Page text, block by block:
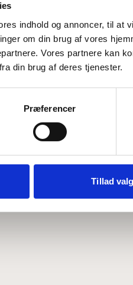
indhold og annoncer, til at
om din brug af vores
Vores partnere kan
din brug af deres tjenester.
Præferencer
Tillad
er CEPOS
Vores værdier
Kontakt